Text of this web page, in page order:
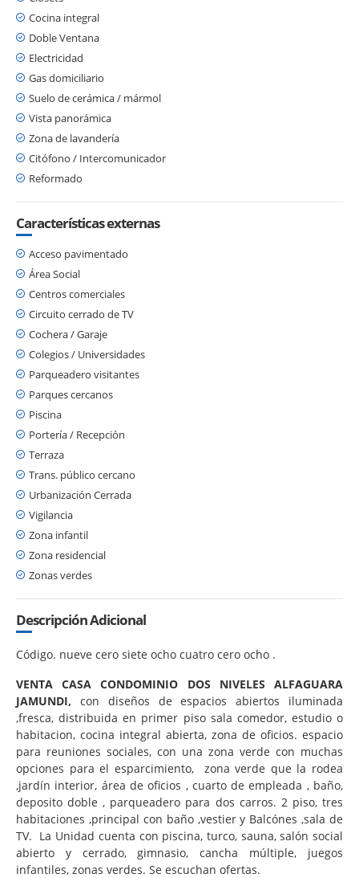
Cocina integral
Doble Ventana
Electricidad
Gas domiciliario
Suelo de cerámica / mármol
Vista panorámica
Zona de lavandería
Citófono / Intercomunicador
Reformado
Características externas
Acceso pavimentado
Área Social
Centros comerciales
Circuito cerrado de TV
Cochera / Garaje
Colegios / Universidades
Parqueadero visitantes
Parques cercanos
Piscina
Portería / Recepción
Terraza
Trans. público cercano
Urbanización Cerrada
Vigilancia
Zona infantil
Zona residencial
Zonas verdes
Descripción Adicional
Código. nueve cero siete ocho cuatro cero ocho .
VENTA CASA CONDOMINIO DOS NIVELES ALFAGUARA
JAMUNDI, con diseños de espacios abiertos iluminada
,fresca, distribuida en primer piso sala comedor, estudio o
habitacion, cocina integral abierta, zona de oficios. espacio
para reuniones sociales, con una zona verde con muchas
opciones para el esparcimiento, zona verde que la rodea
,jardín interior, área de oficios , cuarto de empleada , baño,
deposito doble , parqueadero para dos carros. 2 piso, tres
habitaciones ,principal con baño ,vestier y Balcónes ,sala de
TV. La Unidad cuenta con piscina, turco, sauna, salón social
abierto y cerrado, gimnasio, cancha múltiple, juegos
infantiles, zonas verdes. Se escuchan ofertas.